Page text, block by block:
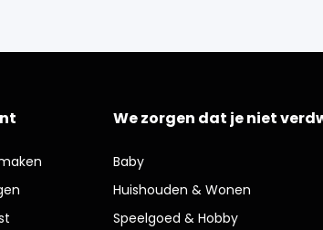
We zorgen dat je niet
Baby
Huishouden & Wonen
Speelgoed & Hobby